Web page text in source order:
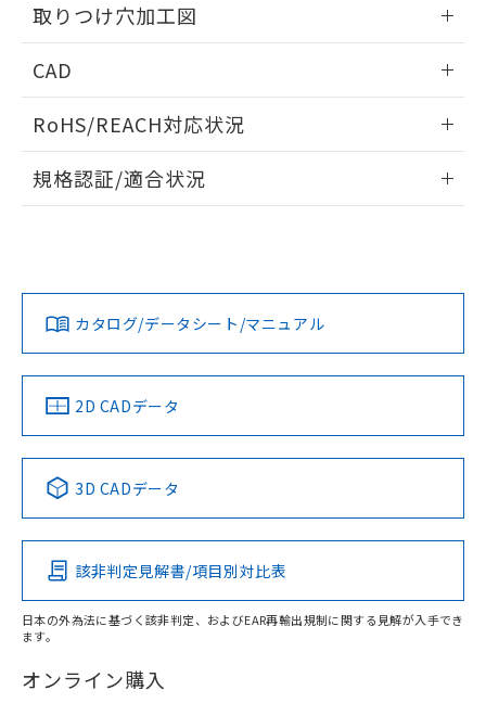
取りつけ穴加工図
CAD
ドすることができます。
ログイン/会員登録
ダウンロードデータをご利用いただく前に、以下を必ずお読
みください。
ソフトウェアの使用条件
RoHS/REACH対応状況
EU RoHS 注意事項・凡例
対応済み
中国 RoHS 注意事項・凡例
Pb Hg Cd Cr(VI)
O
在庫等で未対応品が混在する可能性があります。
規格認証/適合状況
カタログ/データシート/マニュアル
2D CADデータ
3D CADデータ
該非判定見解書/項目別対比表
日本の外為法に基づく該非判定、およびEAR再輸出規制に関する見解が入手でき
ます。
オンライン購入